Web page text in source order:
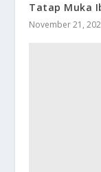
Tatap Muka
November 21,